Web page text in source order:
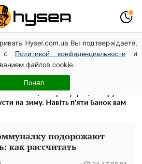
Hyser.com.ua Вы подтверждаете,
с
Политикой конфиденциальности
и
файлов cookie.
Понял
відео – це далеко не все: фронтмен
став наступним
дій може оформити пільгу на
послуг: інструкція
на зиму. Навіть п'яти банок вам
подорожают
как рассчитать